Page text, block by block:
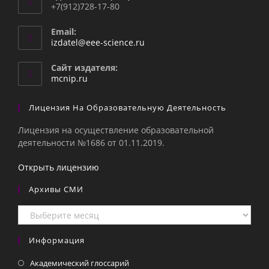
+7(912)728-17-80
Email:
izdatel@eee-science.ru
Сайт издателя:
mcnip.ru
Лицензия На Образовательную Деятельность
Лицензия на осуществление образовательной
деятельности №1686 от 01.11.2019.
Открыть лицензию
Архивы СМИ
Архивы
СМИ
Информация
Академический глоссарий